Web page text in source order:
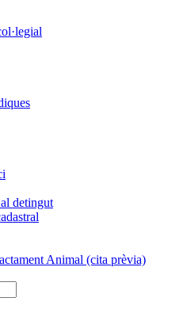
detingut
Animal (cita prèvia)